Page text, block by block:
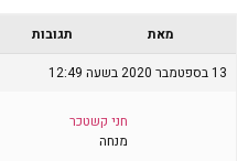
מאת
תגובות
13 בספטמבר 2020 בשעה 12:49
חני קשטכר
מנחה